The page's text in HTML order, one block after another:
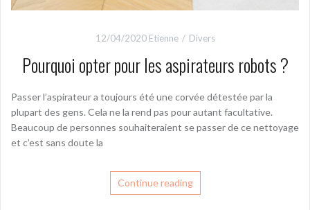
12/04/2020 Etienne Divers
Pourquoi opter pour les aspirateurs robots ?
Passer l’aspirateur a toujours été une corvée détestée par la
plupart des gens. Cela ne la rend pas pour autant facultative.
Beaucoup de personnes souhaiteraient se passer de ce nettoyage
et c’est sans doute la
Continue reading